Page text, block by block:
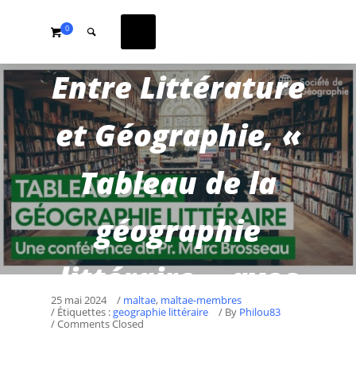
0
Entre Littérature
et Géographie, «
Tableau de la
géographie
littéraire » avec
Marc Brosseau
25 mai 2024 / maltae, maltae-membres
/ Étiquettes :geographie littéraire / By Philou83
/ Comments Closed